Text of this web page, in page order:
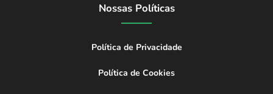
Nossas Políticas
Política de Privacidade
Política de Cookies